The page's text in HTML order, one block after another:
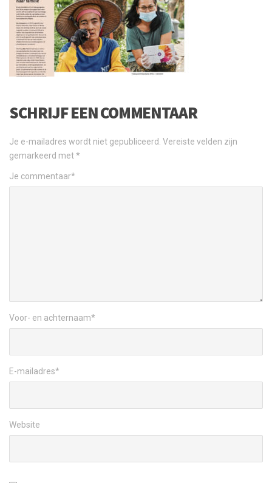
SCHRIJF EEN COMMENTAAR
Je e-mailadres wordt niet gepubliceerd. Vereiste velden zijn
gemarkeerd met*
Je commentaar*
Voor- en achternaam*
E-mailadres*
Website